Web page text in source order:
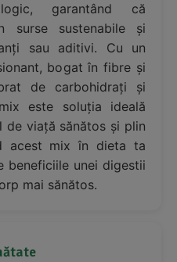
garantând că
surse sustenabile și
sau aditivi. Cu un
bogat în fibre și
de carbohidrați și
este soluția ideală
de viață sănătos și plin
acest mix în dieta ta
beneficiile unei digestii
mai sănătos.